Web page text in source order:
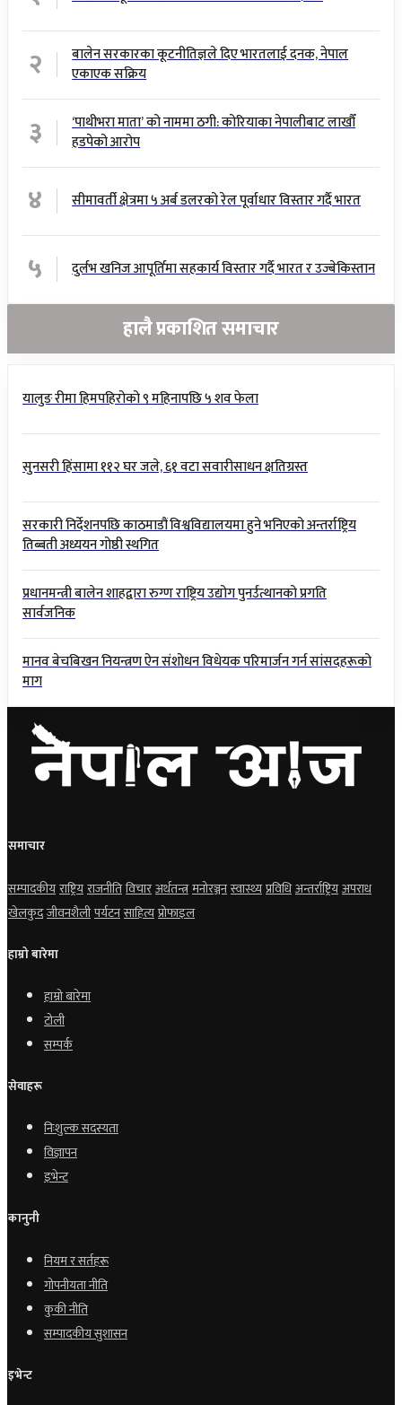
२
बालेन सरकारका कूटनीतिज्ञले दिए भारतलाई दनक, नेपाल
एकाएक सक्रिय
३
‘पाथीभरा माता’ को नाममा ठगी: कोरियाका नेपालीबाट लाखौँ
हडपेको आरोप
४ सीमावर्ती क्षेत्रमा ५ अर्ब डलरको रेल पूर्वाधार विस्तार गर्दै भारत
५ दुर्लभ खनिज आपूर्तिमा सहकार्य विस्तार गर्दै भारत र उज्बेकिस्तान
हालै प्रकाशित समाचार
यालुङ रीमा हिमपहिरोको ९ महिनापछि ५ शव फेला
सुनसरी हिंसामा ११२ घर जले, ६१ वटा सवारीसाधन क्षतिग्रस्त
सरकारी निर्देशनपछि काठमाडौं विश्वविद्यालयमा हुने भनिएको अन्तर्राष्ट्रिय
तिब्बती अध्ययन गोष्ठी स्थगित
प्रधानमन्त्री बालेन शाहद्वारा रुग्ण राष्ट्रिय उद्योग पुनर्उत्थानको प्रगति
सार्वजनिक
मानव बेचबिखन नियन्त्रण ऐन संशोधन विधेयक परिमार्जन गर्न सांसदहरूको
माग
समाचार
सम्पादकीयराष्ट्रियराजनीतिविचारअर्थतन्त्रमनोरञ्जनस्वास्थ्यप्रविधिअन्तर्राष्ट्रियअपराध
खेलकुदजीवनशैलीपर्यटनसाहित्यप्रोफाइल
हाम्रो बारेमा
हाम्रो बारेमा
टोली
सम्पर्क
सेवाहरू
निःशुल्क सदस्यता
विज्ञापन
इभेन्ट
कानुनी
नियम र सर्तहरू
गोपनीयता नीति
कुकी नीति
सम्पादकीय सुशासन
इभेन्ट